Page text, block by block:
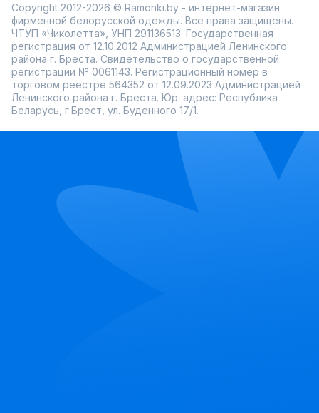
Copyright 2012-2026 © Ramonki.by - интернет-магазин
фирменной белорусской одежды. Все права защищены.
ЧТУП «Чиколетта», УНП 291136513. Государственная
регистрация от 12.10.2012 Администрацией Ленинского
района г. Бреста. Свидетельство о государственной
регистрации № 0061143. Регистрационный номер в
торговом реестре 564352 от 12.09.2023 Администрацией
Ленинского района г. Бреста. Юр. адрес: Республика
Беларусь, г.Брест, ул. Буденного 17/1.